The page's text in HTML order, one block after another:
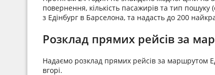
повернення, кількість пасажирів та тип пошуку
з Едінбург в Барселона, та надасть до 200
Розклад прямих рейсів за
Надаємо розклад прямих рейсів за
вгорі.